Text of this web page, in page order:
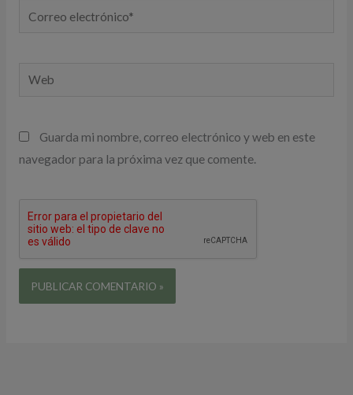
Correo
Web
Guarda mi nombre, correo electrónico y web en este
navegador para la próxima vez que comente.